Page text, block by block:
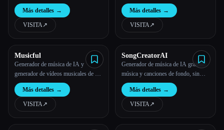
derechos de autor
Más detalles →
VISITA↗︎
Más detalles →
VISITA↗︎
Musicful
Generador de música de IA y
generador de vídeos musicales de IA
gratuitos | Musicfu
Más detalles →
VISITA↗︎
SongCreatorAI
Generador de música de IA gratuito:
música y canciones de fondo, sin
registro
Más detalles →
VISITA↗︎